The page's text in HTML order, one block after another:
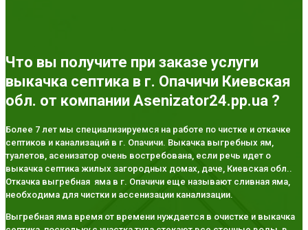
Что вы получите при заказе услуги
выкачка септика в г. Опачичи Киевская
обл. от компании Asenizator24.pp.ua ?
Более 7 лет мы специализируемся на работе по чистке и откачке
септиков и канализаций в г. Опачичи. Выкачка выгребных ям,
туалетов, асенизатор очень востребована, если речь идет о
выкачка септика жилых загородных домах, даче, Киевская обл..
Откачка выгребная яма в г. Опачичи еще называют сливная яма,
необходима для чистки и ассенизации канализации.
Выгребная яма время от времени нуждается в очистке и выкачка